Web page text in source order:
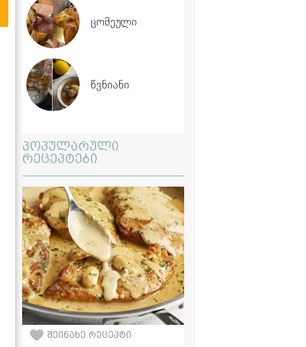
ცომეული
წვნიანი
პოპულარული
რეცეპტები
შეინახე რეცეპტი